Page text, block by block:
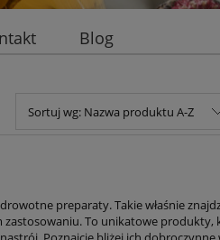
Blog
Sortuj wg: Nazwa produktu A-Z
preparaty. Takie właśnie
To unikatowe produkty,